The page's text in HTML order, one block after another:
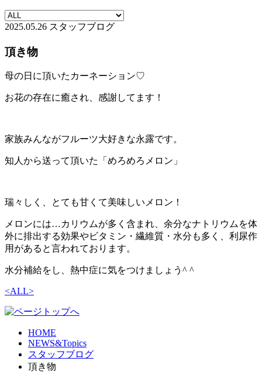
2025.05.26 スタッフブログ
頂き物
母の日に頂いたカーネーション♡
お花の存在に癒され、感謝してます！
家族みんながフルーツ大好きな永露です。
知人から送って頂いた「めろめろメロン」
瑞々しく、とても甘くて美味しいメロン！
メロンには…カリウムが多く含まれ、余分なナトリウムを体
外に排出する効果やビタミン・繊維質・水分も多く、利尿作
用があると言われております。
水分補給をし、熱中症に気をつけましょう ^ ^
<ALL>
HOME
NEWS&Topics
スタッフブログ
頂き物